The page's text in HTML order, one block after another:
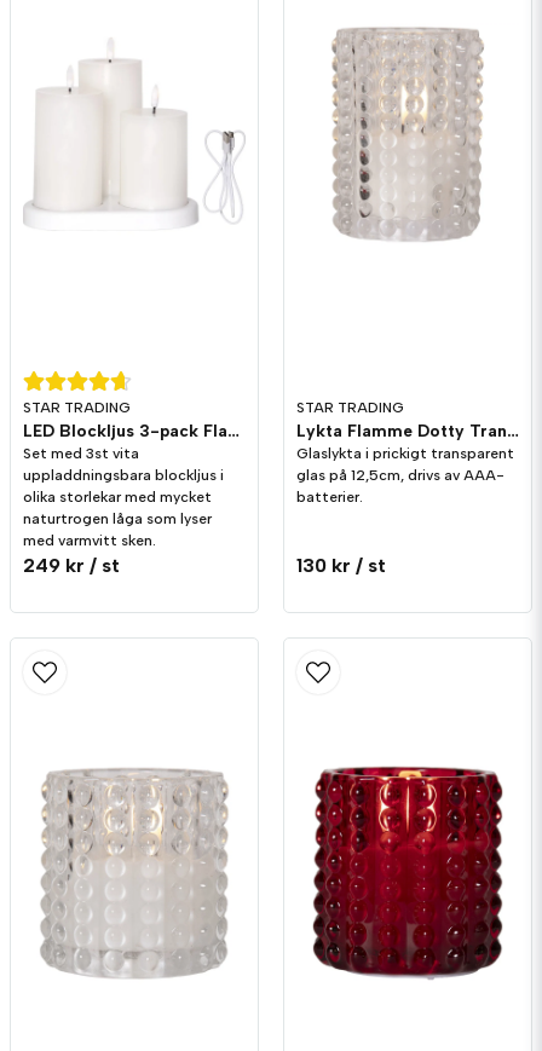
STAR TRADING
LED Blockljus 3-pack Flamme Charge
Set med 3st vita
uppladdningsbara blockljus i
olika storlekar med mycket
naturtrogen låga som lyser
med varmvitt sken.
249 kr / st
STAR TRADING
Lykta Flamme Dotty Transparent 12,5cm
Glaslykta i prickigt transparent
glas på 12,5cm, drivs av AAA-
batterier.
130 kr / st